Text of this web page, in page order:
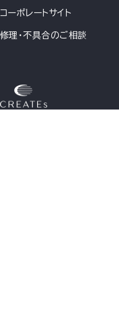
コーポレートサイト
修理・不具合のご相談